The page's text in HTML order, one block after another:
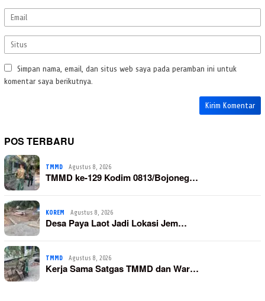
Simpan nama, email, dan situs web saya pada peramban ini untuk
komentar saya berikutnya.
POS TERBARU
TMMD Agustus 8, 2026
TMMD ke-129 Kodim 0813/Bojoneg…
KOREM Agustus 8, 2026
Desa Paya Laot Jadi Lokasi Jem…
TMMD Agustus 8, 2026
Kerja Sama Satgas TMMD dan War…